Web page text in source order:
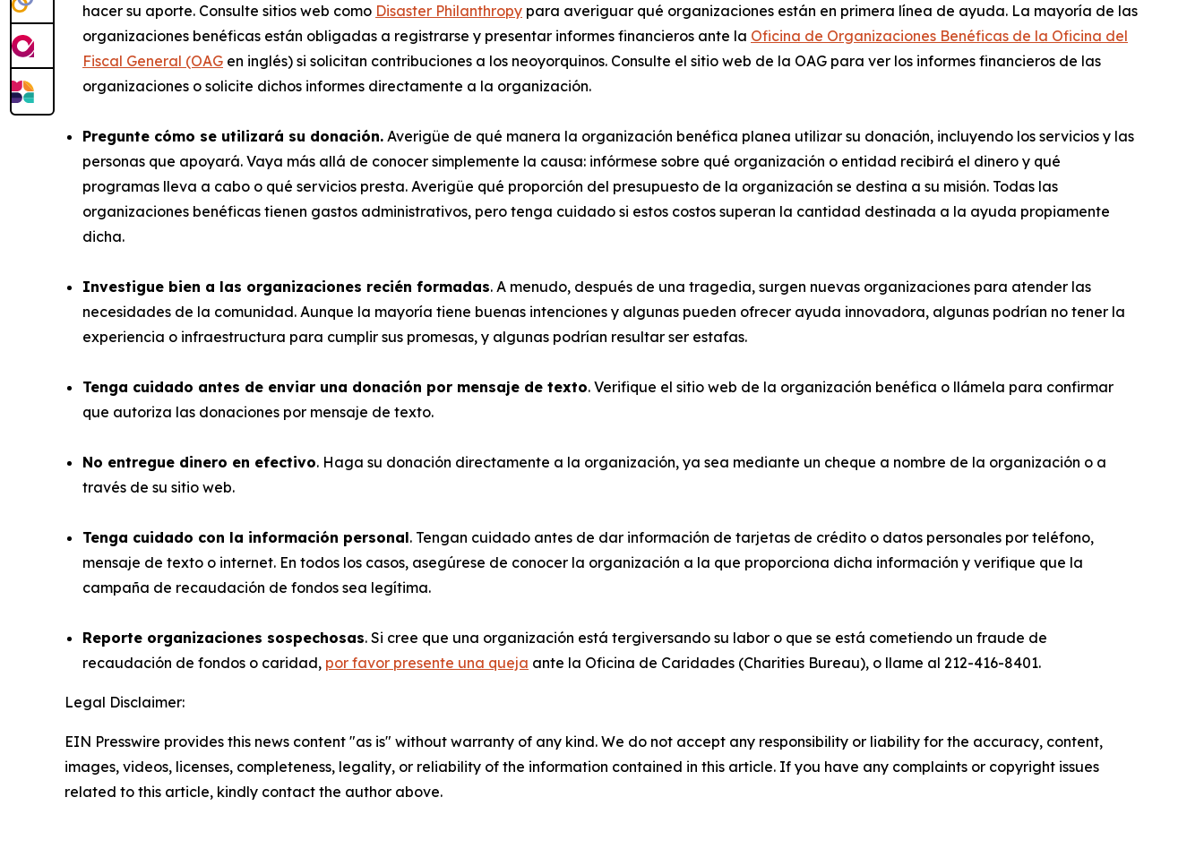
hacer su aporte. Consulte sitios web como Disaster Philanthropy para averiguar qué organizaciones están en primera línea de ayuda. La mayoría de las
organizaciones benéficas están obligadas a registrarse y presentar informes financieros ante la Oficina de Organizaciones Benéficas de la Oficina del
Fiscal General (OAG en inglés) si solicitan contribuciones a los neoyorquinos. Consulte el sitio web de la OAG para ver los informes financieros de las
organizaciones o solicite dichos informes directamente a la organización.
Pregunte cómo se utilizará su donación. Averigüe de qué manera la organización benéfica planea utilizar su donación, incluyendo los servicios y las
personas que apoyará. Vaya más allá de conocer simplemente la causa: infórmese sobre qué organización o entidad recibirá el dinero y qué
programas lleva a cabo o qué servicios presta. Averigüe qué proporción del presupuesto de la organización se destina a su misión. Todas las
organizaciones benéficas tienen gastos administrativos, pero tenga cuidado si estos costos superan la cantidad destinada a la ayuda propiamente
dicha.
Investigue bien a las organizaciones recién formadas. A menudo, después de una tragedia, surgen nuevas organizaciones para atender las
necesidades de la comunidad. Aunque la mayoría tiene buenas intenciones y algunas pueden ofrecer ayuda innovadora, algunas podrían no tener la
experiencia o infraestructura para cumplir sus promesas, y algunas podrían resultar ser estafas.
Tenga cuidado antes de enviar una donación por mensaje de texto. Verifique el sitio web de la organización benéfica o llámela para confirmar
que autoriza las donaciones por mensaje de texto.
No entregue dinero en efectivo. Haga su donación directamente a la organización, ya sea mediante un cheque a nombre de la organización o a
través de su sitio web.
Tenga cuidado con la información personal. Tengan cuidado antes de dar información de tarjetas de crédito o datos personales por teléfono,
mensaje de texto o internet. En todos los casos, asegúrese de conocer la organización a la que proporciona dicha información y verifique que la
campaña de recaudación de fondos sea legítima.
Reporte organizaciones sospechosas. Si cree que una organización está tergiversando su labor o que se está cometiendo un fraude de
recaudación de fondos o caridad, por favor presente una queja ante la Oficina de Caridades (Charities Bureau), o llame al 212-416-8401.
Legal Disclaimer:
EIN Presswire provides this news content "as is" without warranty of any kind. We do not accept any responsibility or liability for the accuracy, content,
images, videos, licenses, completeness, legality, or reliability of the information contained in this article. If you have any complaints or copyright issues
related to this article, kindly contact the author above.